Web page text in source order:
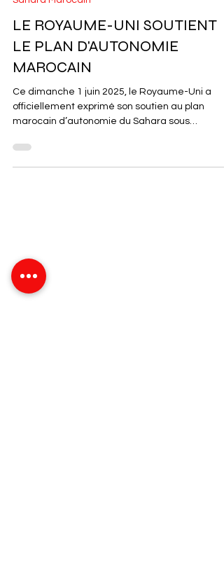
2 min de lecture
Sahara Marocain
LE ROYAUME-UNI SOUTIENT
LE PLAN D'AUTONOMIE
MAROCAIN
Ce dimanche 1 juin 2025, le Royaume-Uni a
marocain d’autonomie du Sahara sous
souveraineté du...